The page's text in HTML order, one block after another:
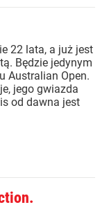
22 lata, a już jest
Będzie jedynym
Australian Open.
jego gwiazda
od dawna jest